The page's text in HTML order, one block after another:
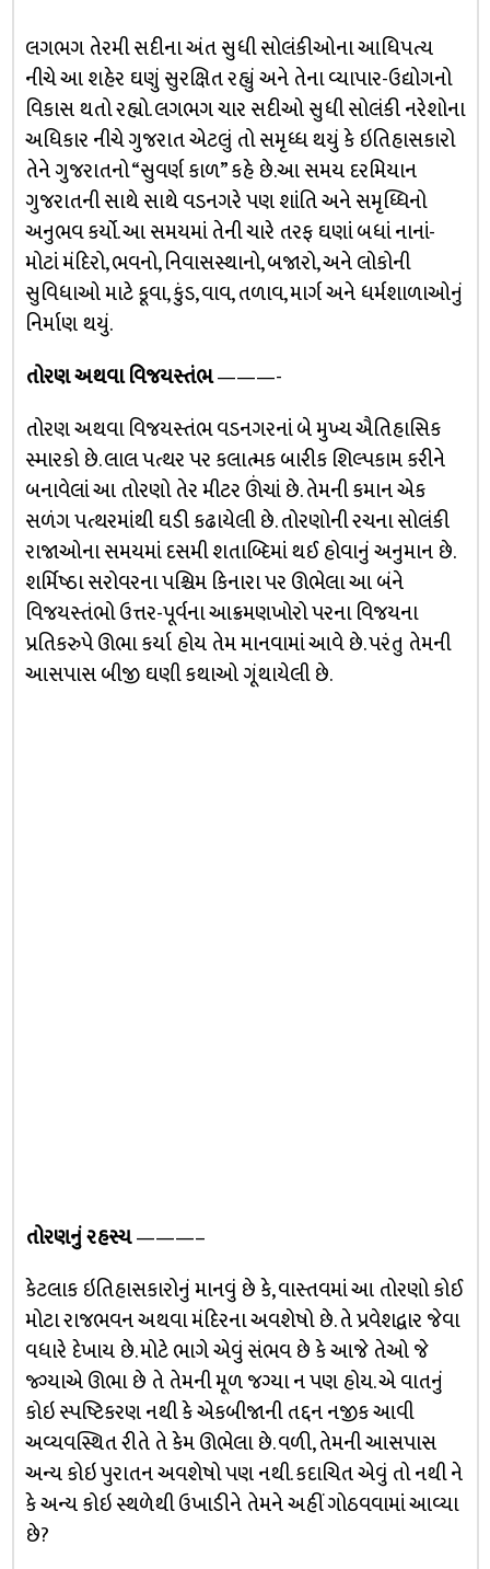
લગભગ તેરમી સદીના અંત સુધી સોલંકીઓના આધિપત્ય
નીચે આ શહેર ઘણું સુરક્ષિત રહ્યું અને તેના વ્યાપાર-ઉદ્યોગનો
વિકાસ થતો રહ્યો. લગભગ ચાર સદીઓ સુધી સોલંકી નરેશોના
અધિકાર નીચે ગુજરાત એટલું તો સમૃધ્ધ થયું કે ઇતિહાસકારો
તેને ગુજરાતનો “સુવર્ણ કાળ” કહે છે.આ સમય દરમિયાન
ગુજરાતની સાથે સાથે વડનગરે પણ શાંતિ અને સમૃધ્ધિનો
અનુભવ કર્યો. આ સમયમાં તેની ચારે તરફ ઘણાં બધાં નાનાં-
મોટાં મંદિરો, ભવનો, નિવાસસ્થાનો, બજારો, અને લોકોની
સુવિધાઓ માટે કૂવા, કુંડ, વાવ, તળાવ, માર્ગ અને ધર્મશાળાઓનું
નિર્માણ થયું.
તોરણ અથવા વિજયસ્તંભ———-
તોરણ અથવા વિજયસ્તંભ વડનગરનાં બે મુખ્ય ઐતિહાસિક
સ્મારકો છે. લાલ પત્થર પર કલાત્મક બારીક શિલ્પકામ કરીને
બનાવેલાં આ તોરણો તેર મીટર ઊંચાં છે. તેમની કમાન એક
સળંગ પત્થરમાંથી ઘડી કઢાયેલી છે. તોરણોની રચના સોલંકી
રાજાઓના સમયમાં દસમી શતાબ્દિમાં થઈ હોવાનું અનુમાન છે.
શર્મિષ્ઠા સરોવરના પશ્ચિમ કિનારા પર ઊભેલા આ બંને
વિજયસ્તંભો ઉત્તર-પૂર્વના આક્રમણખોરો પરના વિજયના
પ્રતિકરુપે ઊભા કર્યા હોય તેમ માનવામાં આવે છે. પરંતુ તેમની
આસપાસ બીજી ઘણી કથાઓ ગૂંથાયેલી છે.
તોરણનું રહસ્ય———–
કેટલાક ઇતિહાસકારોનું માનવું છે કે, વાસ્તવમાં આ તોરણો કોઈ
મોટા રાજભવન અથવા મંદિરના અવશેષો છે. તે પ્રવેશદ્વાર જેવા
વધારે દેખાય છે. મોટે ભાગે એવું સંભવ છે કે આજે તેઓ જે
જ્ગ્યાએ ઊભા છે તે તેમની મૂળ જગ્યા ન પણ હોય. એ વાતનું
કોઇ સ્પષ્ટિકરણ નથી કે એકબીજાની તદ્દન નજીક આવી
અવ્યવસ્થિત રીતે તે કેમ ઊભેલા છે. વળી, તેમની આસપાસ
અન્ય કોઇ પુરાતન અવશેષો પણ નથી. કદાચિત એવું તો નથી ને
કે અન્ય કોઇ સ્થળેથી ઉખાડીને તેમને અહીં ગોઠવવામાં આવ્યા
છે?